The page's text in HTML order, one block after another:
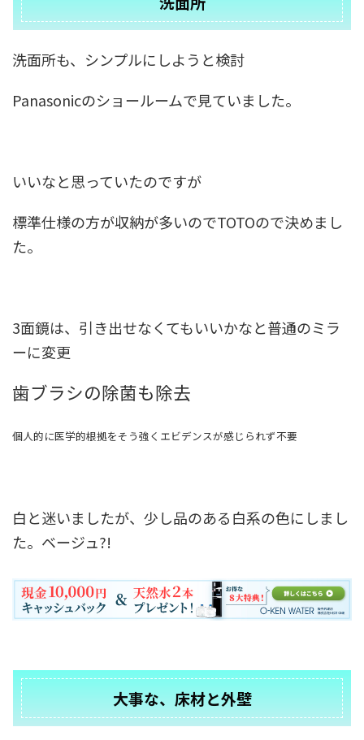
洗面所も、シンプルにしようと検討
Panasonicのショールームで見ていました。
いいなと思っていたのですが
標準仕様の方が収納が多いのでTOTOので決めまし
た。
3面鏡は、引き出せなくてもいいかなと普通のミラ
ーに変更
歯ブラシの除菌も除去
個人的に医学的根拠をそう強くエビデンスが感じられず不要
白と迷いましたが、少し品のある白系の色にしまし
た。ベージュ?!
大事な、床材と外壁